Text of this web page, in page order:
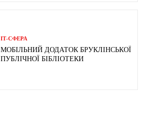
ІТ-СФЕРА
МОБІЛЬНИЙ ДОДАТОК БРУКЛІНСЬКОЇ
ПУБЛІЧНОЇ БІБЛІОТЕКИ